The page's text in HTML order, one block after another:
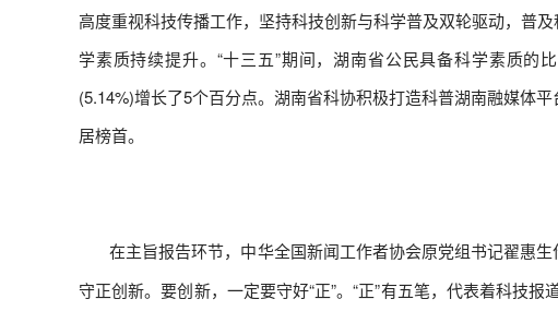
高度重视科技传播工作，坚持科技创新与科学普及双轮驱动，普
学素质持续提升。“十三五”期间，湖南省公民具备科学素质的
(5.14%)增长了5个百分点。湖南省科协积极打造科普湖南融媒体
居榜首。
在主旨报告环节，中华全国新闻工作者协会原党组书记翟惠
守正创新。要创新，一定要守好“正”。“正”有五笔，代表着科技报道